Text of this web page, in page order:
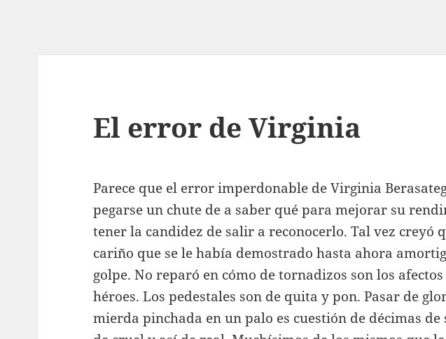
El error de Virginia
Parece que el error imperdonable de Virginia
pegarse un chute de a saber qué para mejorar su
tener la candidez de salir a reconocerlo. Tal vez creyó
cariño que se le había demostrado hasta ahora
golpe. No reparó en cómo de tornadizos son los
héroes. Los pedestales son de quita y pon. Pasar de
mierda pinchada en un palo es cuestión de décimas de